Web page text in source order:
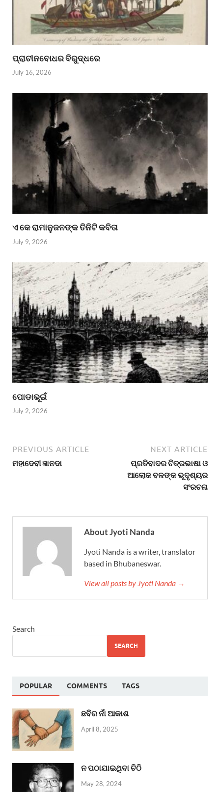
ପ୍ରାଚୀନବୋଧର ବିରୁଦ୍ଧରେ
July 16, 2026
ଏ କେ ରାମାନୁଜନଙ୍କ ତିନିଟି କବିତା
July 9, 2026
ପୋଡାଭୂଇଁ
July 2, 2026
PREVIOUS ARTICLE
ମହାଦେବୀ ଜ୍ଞାନଦା
NEXT ARTICLE
ପ୍ରତିବାଦର ଚିତ୍ରଭାଷା ଓ
ଆଲୋକ ବଳଙ୍କ ଭୂଦୃଶ୍ୟର
ସଂରଚନା
About Jyoti Nanda
Jyoti Nanda is a writer, translator
based in Bhubaneswar.
View all posts by Jyoti Nanda →
Search
SEARCH
POPULAR COMMENTS TAGS
ଛବିର ନାଁ ଆକାଶ
April 8, 2025
ନ ପଠାଯାଇଥିବା ଚିଠି
May 28, 2024